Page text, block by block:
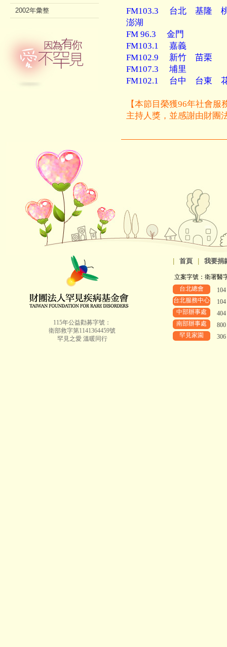
FM103.3 台北 基隆
澎湖
FM 96.3 金門
FM103.1 嘉義
FM102.9 新竹 苗栗
FM107.3 埔里
FM102.1 台中 台東
【本節目榮獲96年社會
主持人獎，並感謝由財團
2002年彙整
115年公益勸募字號：
衛部救字第1141364459號
罕見之愛 溫暖同行
首頁 我要捐
立案字號：衛署醫
台北總會
台北服務中心
中部辦事處
南部辦事處
罕見家園